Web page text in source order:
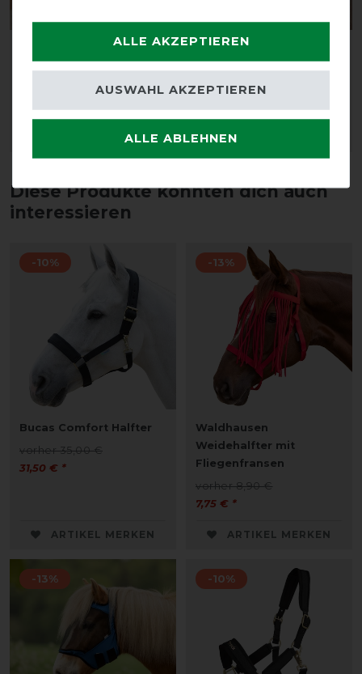
LeMieux Visor-Tek Half
vorher 28,45 €
ARTIKEL MERKEN
LeMieux X-Grip Silicone
vorher 119,95 €
ARTIKEL MERKEN
Diese Produkte könnten dich auch
interessieren
-10%
Bucas Comfort Halfter
vorher 35,00 €
31,50 € *
ARTIKEL MERKEN
-13%
Waldhausen
Weidehalfter mit
Fliegenfransen
vorher 8,90 €
7,75 € *
ARTIKEL MERKEN
-13% -10%
ALLE AKZEPTIEREN
ALLE ABLEHNEN
AUSWAHL AKZEPTIEREN